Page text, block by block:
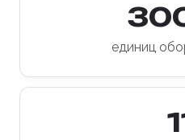
единиц